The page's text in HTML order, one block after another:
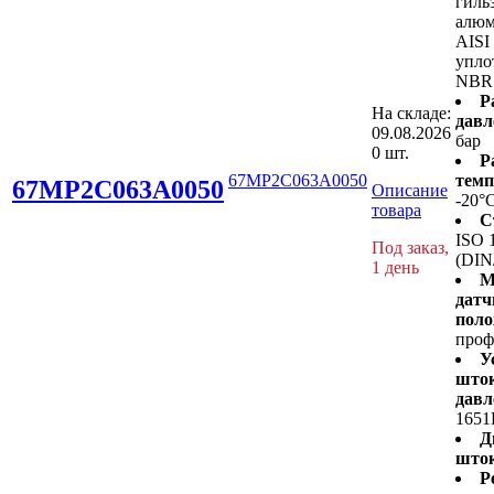
67MP2C063A0050 67MP2C063A0050
На складе:
09.08.2026
0 шт.
Описание
товара
Под заказ,
1 день
AISI
NBR
бар
-
ISO